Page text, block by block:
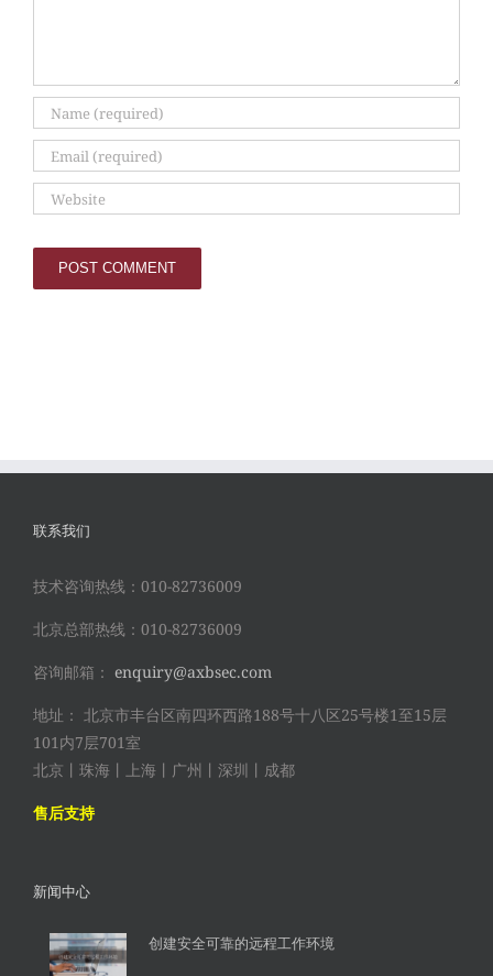
联系我们
技术咨询热线：010-82736009
北京总部热线：010-82736009
咨询邮箱： enquiry@axbsec.com
地址： 北京市丰台区南四环西路188号十八区25号楼1至15层
101内7层701室
北京丨珠海丨上海丨广州丨深圳丨成都
售后支持
新闻中心
创建安全可靠的远程工作环境